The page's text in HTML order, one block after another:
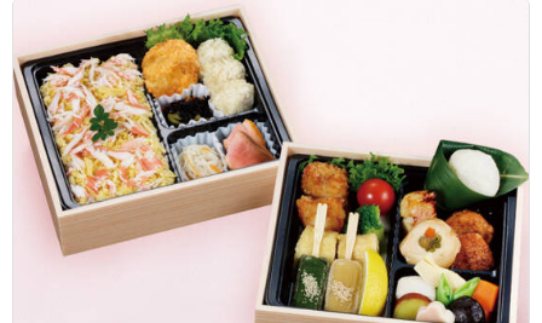
5.0 祐徳薬品工業株式会社
ハンバーグは良く煮込まれていて味付けが最高でした。副
菜も工夫がされており，どれもおいしいもでした。ご飯が
進みました。利用者の方の評判もよかったので，また頼み
ます。
ご利用シーン：会議・セミナー › 研修
福岡県福岡市博多区冷泉町2026/06/15